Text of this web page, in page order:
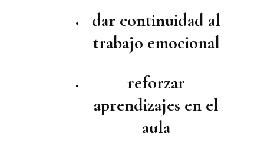
dar continuidad al
trabajo emocional
reforzar
aprendizajes en el
aula